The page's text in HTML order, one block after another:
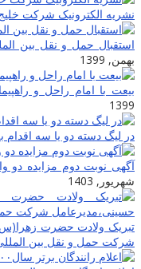
نشریه الکترونیک شرکت
استقبال حمل و نقل بین
بهمن, 1399
بیعت با امام راحل و
1399
در لیگ دسته دو یا سه اقدام
آگهی نوبت دوم مزایده دو
شهریور, 1403
تبریک ولادت حضرت
شرکت حمل و نقل بین